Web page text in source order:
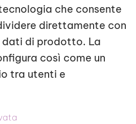
che consente
direttamente con
dati di prodotto. La
così come un
tra utenti e